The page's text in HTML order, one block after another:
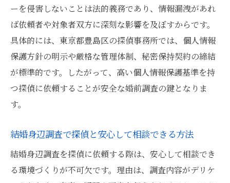
結婚相手の調査で探偵が重視する守秘義務
について
調査がバレない婚前調査の進め方ガイド
探偵による婚前調査をバレずに進めるコツ
結婚前調査で相手に知られず証拠を得る方
法
結婚相手に内密で調査する探偵の対応例
興信所と探偵の違いを知り賢く婚前調査
ーを侵害しないことは法的義務であり、情報漏洩があれ
ば依頼者や対象者双方に深刻な影響を及ぼすからです。
具体的には、東京都豊島区の探偵事務所では、個人情報
保護方針の明示や厳格な管理体制、秘密保持契約の締結
が標準的です。したがって、高い個人情報保護基準を持
つ探偵に依頼することが安全な婚前調査の鍵となりま
す。
結婚身辺調査で探偵と安心して相談できる方法
結婚身辺調査を探偵に依頼する際は、安心して相談でき
る環境づくりが不可欠です。理由は、調査内容がデリケ